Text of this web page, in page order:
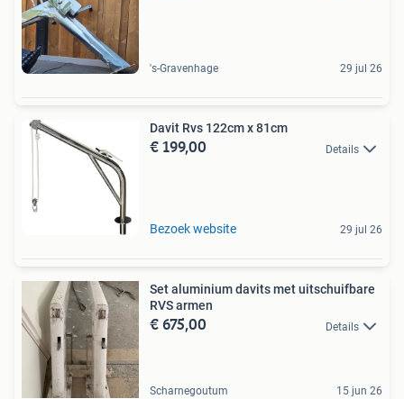
's-Gravenhage 29 jul 26
Davit Rvs 122cm x 81cm
€ 199,00 Details
Bezoek website 29 jul 26
Set aluminium davits met uitschuifbare
RVS armen
€ 675,00 Details
Scharnegoutum 15 jun 26